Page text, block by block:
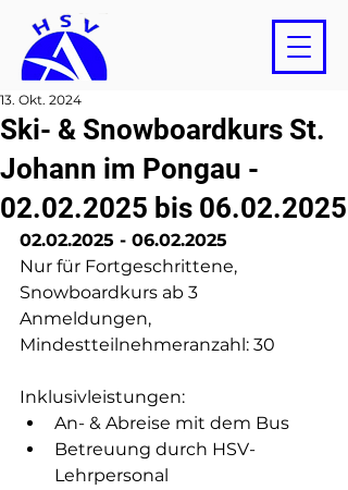
Ski- & Snowboardkurs St.
Johann im Pongau -
02.02.2025 bis 06.02.2025
13. Okt. 2024
02.02.2025 - 06.02.2025
Nur für Fortgeschrittene,
Snowboardkurs ab 3
Anmeldungen,
Mindestteilnehmeranzahl: 30
Inklusivleistungen:
An- & Abreise mit dem Bus
Betreuung durch HSV-
Lehrpersonal